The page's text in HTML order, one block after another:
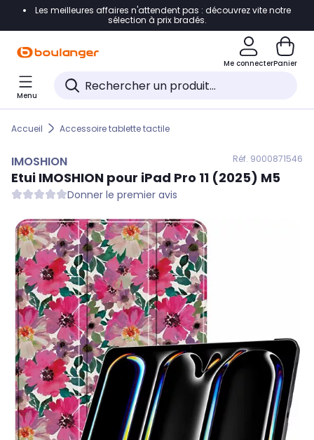
Accéder directement à la navigation
Accéder directement au pied de page
Accéder directement au chatbot
Les meilleures affaires n'attendent pas : découvrez vite notre
sélection à prix bradés.
Me connecterPanier
Menu
Accueil Accessoire tablette tactile
IMOSHION Réf. 9000871546
Etui IMOSHION pour iPad Pro 11 (2025) M5
Donner le premier avis